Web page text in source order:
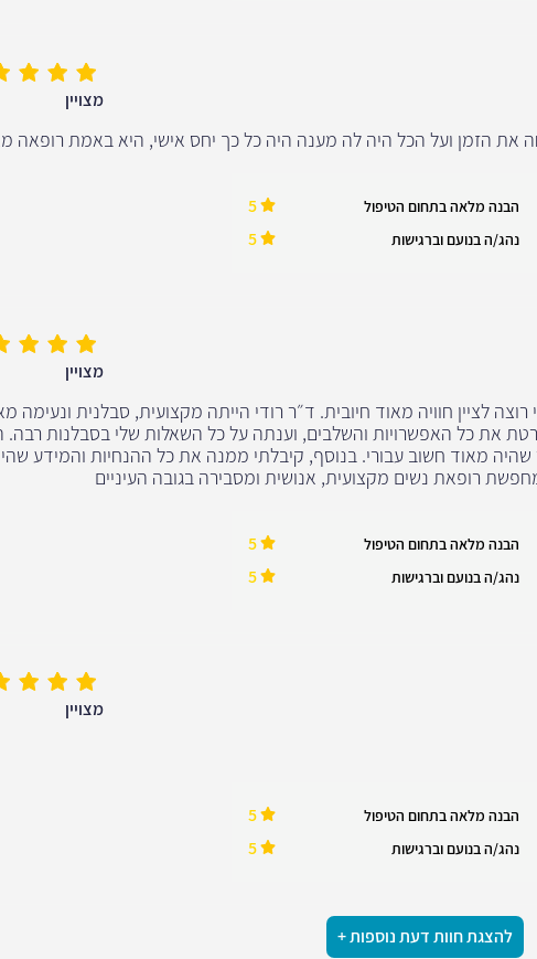
מצויין
את הזמן ועל הכל היה לה מענה היה כל כך יחס אישי, היא באמת רופאה
הבנה מלאה בתחום הטיפול 5
נהג/ה בנועם וברגישות 5
מצויין
רוצה לציין חוויה מאוד חיובית. ד״ר רודי הייתה מקצועית, סבלנית ונעימה
את כל האפשרויות והשלבים, וענתה על כל השאלות שלי בסבלנות רבה.
מאוד חשוב עבורי. בנוסף, קיבלתי ממנה את כל ההנחיות והמידע
רופאת נשים מקצועית, אנושית ומסבירה בגובה העיניים
הבנה מלאה בתחום הטיפול 5
נהג/ה בנועם וברגישות 5
מצויין
הבנה מלאה בתחום הטיפול 5
נהג/ה בנועם וברגישות 5
להצגת חוות דעת נוספות +